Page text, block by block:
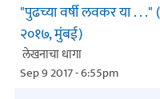
"पुढच्या वर्षी लवकर या . .
२०१७, मुंबई)
लेखनाचा धागा
Sep 9 2017 - 6:55pm